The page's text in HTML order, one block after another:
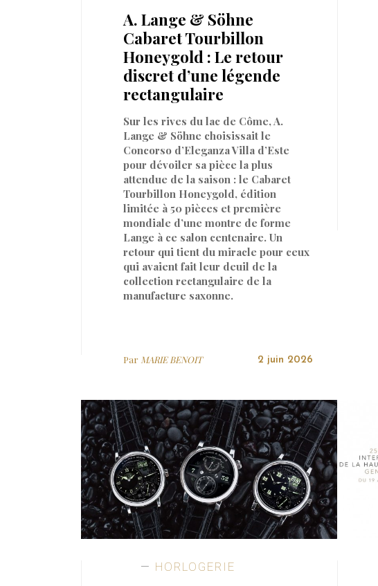
A. Lange & Söhne
Cabaret Tourbillon
Honeygold : Le retour
discret d’une légende
rectangulaire
Sur les rives du lac de Côme, A.
Lange & Söhne choisissait le
Concorso d’Eleganza Villa d’Este
pour dévoiler sa pièce la plus
attendue de la saison : le Cabaret
Tourbillon Honeygold, édition
limitée à 50 pièces et première
mondiale d’une montre de forme
Lange à ce salon centenaire. Un
retour qui tient du miracle pour ceux
qui avaient fait leur deuil de la
collection rectangulaire de la
manufacture saxonne.
Par MARIE BENOIT 2 juin 2026
HORLOGERIE